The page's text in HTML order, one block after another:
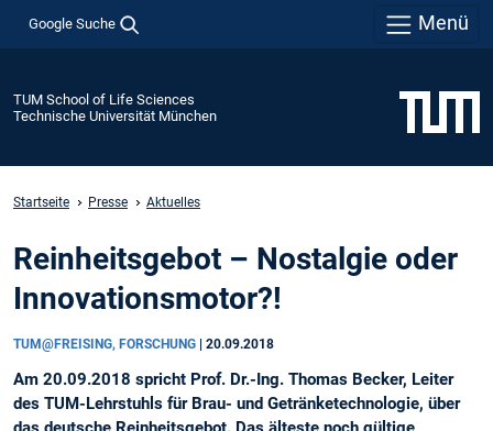
Google Suche Menü
TUM School of Life Sciences
Technische Universität München
Startseite Presse Aktuelles
Reinheitsgebot – Nostalgie oder
Innovationsmotor?!
TUM@FREISING, FORSCHUNG 20.09.2018
Am 20.09.2018 spricht Prof. Dr.-Ing. Thomas Becker, Leiter
des TUM-Lehrstuhls für Brau- und Getränketechnologie, über